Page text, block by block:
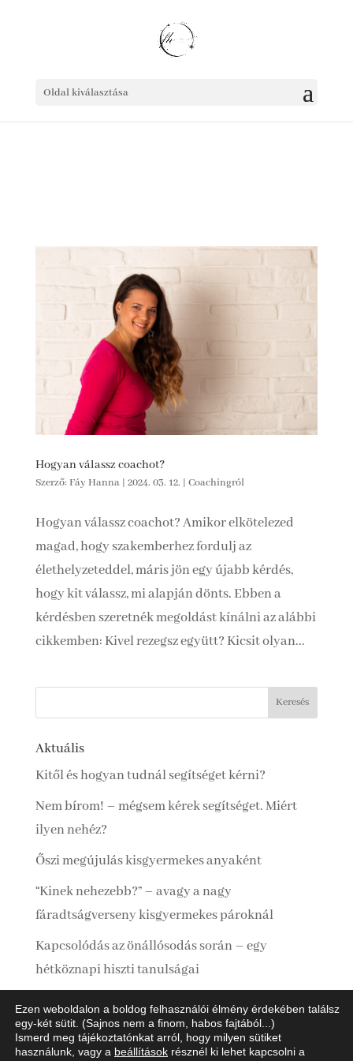
Oldal kiválasztása
Hogyan válassz coachot?
Szerző: Fáy Hanna| 2024. 03. 12. | Coachingról
Hogyan válassz coachot? Amikor elkötelezed
magad, hogy szakemberhez fordulj az
élethelyzeteddel, máris jön egy újabb kérdés,
hogy kit válassz, mi alapján dönts. Ebben a
kérdésben szeretnék megoldást kínálni az alábbi
cikkemben: Kivel rezegsz együtt? Kicsit olyan...
Aktuális
Kitől és hogyan tudnál segítséget kérni?
Nem bírom! – mégsem kérek segítséget. Miért
ilyen nehéz?
Őszi megújulás kisgyermekes anyaként
“Kinek nehezebb?” – avagy a nagy
fáradtságverseny kisgyermekes pároknál
Kapcsolódás az önállósodás során – egy
hétköznapi hiszti tanulságai
Adatkezelési Tájékoztató Impresszum
Ezen weboldalon a boldog felhasználói élmény érdekében találsz
egy-két sütit. (Sajnos nem a finom, habos fajtából...)
Ismerd meg tájékoztatónkat arról, hogy milyen sütiket
használunk, vagy a beállítások résznél ki lehet kapcsolni a